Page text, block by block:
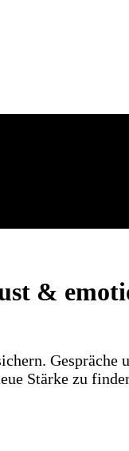
&
Gespräche
Stärke zu